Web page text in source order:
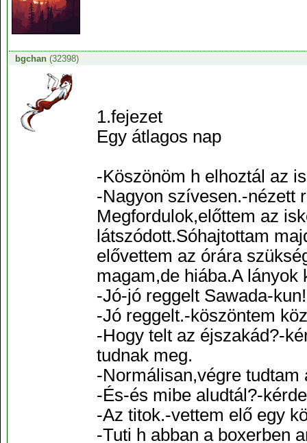
bgchan(32398)
1.fejezet
Egy átlagos nap
-Köszönöm h elhoztál az
-Nagyon szívesen.-nézett
Megfordulok,előttem az
látszódott.Sóhajtottam
elővettem az órára
magam,de hiába.A
-Jó-jó reggelt Sawada-
-Jó reggelt.-köszöntem
-Hogy telt az éjszakád?-
tudnak meg.
-Normálisan,végre tudtam
-És-és mibe aludtál?-
-Az titok.-vettem elő egy
-Tuti h abban a boxerben